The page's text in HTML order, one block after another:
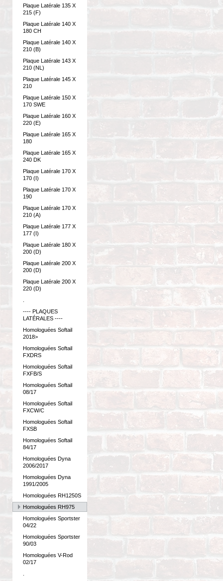
Plaque Latérale 135 X
215 (F)
Plaque Latérale 140 X
180 CH
Plaque Latérale 140 X
210 (B)
Plaque Latérale 143 X
210 (NL)
Plaque Latérale 145 X
210
Plaque Latérale 150 X
170 SWE
Plaque Latérale 160 X
220 (E)
Plaque Latérale 165 X
180
Plaque Latérale 165 X
240 DK
Plaque Latérale 170 X
170 (I)
Plaque Latérale 170 X
190
Plaque Latérale 170 X
210 (A)
Plaque Latérale 177 X
177 (I)
Plaque Latérale 180 X
200 (D)
Plaque Latérale 200 X
200 (D)
Plaque Latérale 200 X
220 (D)
---- PLAQUES
LATÉRALES ----
Homologuées Softail
2018>
Homologuées Softail
FXDRS
Homologuées Softail
FXFB/S
Homologuées Softail
08/17
Homologuées Softail
FXCW/C
Homologuées Softail
FXSB
Homologuées Softail
84/17
Homologuées Dyna
2006/2017
Homologuées Dyna
1991/2005
Homologuées RH1250S
Homologuées RH975
Homologuées Sportster
04/22
Homologuées Sportster
90/03
Homologuées V-Rod
02/17